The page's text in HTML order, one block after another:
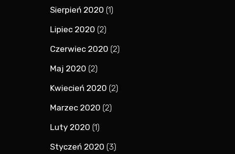
Sierpień 2020 (1)
Lipiec 2020 (2)
Czerwiec 2020 (2)
Maj 2020 (2)
Kwiecień 2020 (2)
Marzec 2020 (2)
Luty 2020 (1)
Styczeń 2020 (3)